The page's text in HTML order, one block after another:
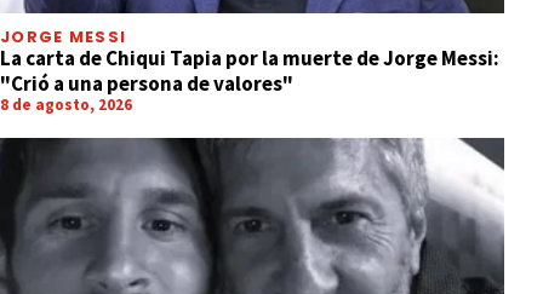
JORGE MESSI
La carta de Chiqui Tapia por la muerte de Jorge Messi:
"Crió a una persona de valores"
8 de agosto, 2026